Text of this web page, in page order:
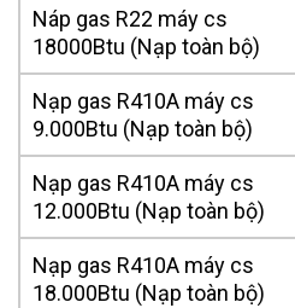
Náp gas R22 máy cs
18000Btu (Nạp toàn bộ)
Nạp gas R410A máy cs
9.000Btu (Nạp toàn bộ)
Nạp gas R410A máy cs
12.000Btu (Nạp toàn bộ)
Nạp gas R410A máy cs
18.000Btu (Nạp toàn bộ)